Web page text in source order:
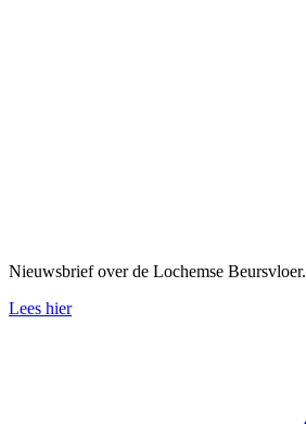
Nieuwsbrief over de Lochemse Beursvloer.
Lees hier